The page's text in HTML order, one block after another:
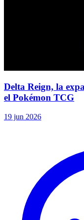
Delta Reign, la
el Pokémon TCG
19 jun 2026